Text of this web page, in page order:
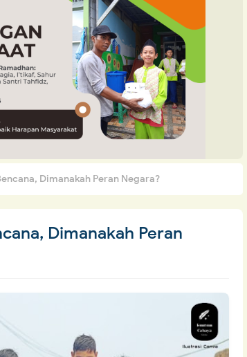
Dimanakah Peran Negara?
Dimanakah Peran